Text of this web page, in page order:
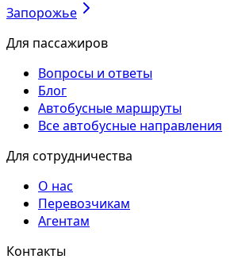
Запорожье
Для пассажиров
Вопросы и ответы
Блог
Автобусные маршруты
Все автобусные направления
Для сотрудничества
О нас
Перевозчикам
Агентам
Контакты